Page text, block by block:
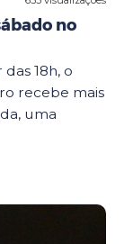
no
18h, o
recebe mais
uma